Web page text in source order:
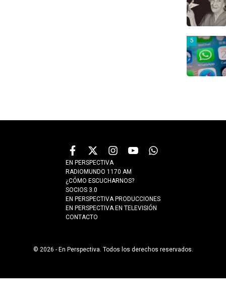
EN PERSPECTIVA
RADIOMUNDO 1170 AM
¿CÓMO ESCUCHARNOS?
SOCIOS 3.0
EN PERSPECTIVA PRODUCCIONES
EN PERSPECTIVA EN TELEVISIÓN
CONTACTO
© 2026 - En Perspectiva. Todos los derechos reservados.